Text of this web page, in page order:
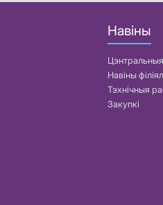
Навіны
Навіны
Тэхнічныя
Закупкі